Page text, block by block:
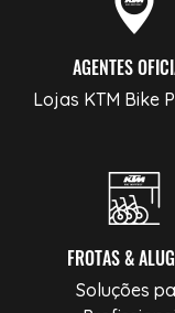
AGENTES
Lojas KTM Bike
FROTAS &
Soluções